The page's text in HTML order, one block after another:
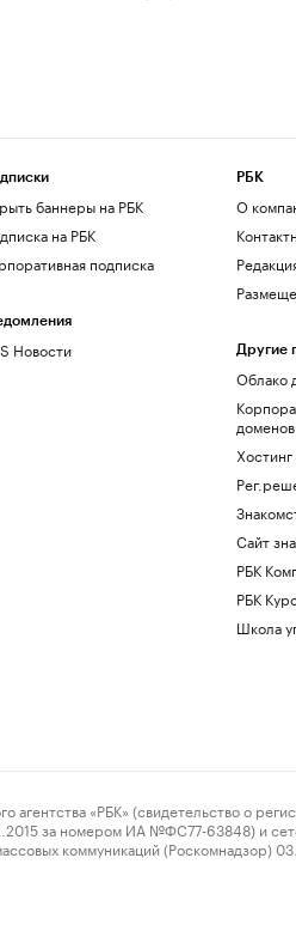
баннеры на РБК
на РБК
подписка
Новости
РБК
О
Другие
Облако
доменов
Сайт
РБК
РБК
Школа
«РБК» (свидетельство о
за номером ИА №ФС77-63848) и
коммуникаций